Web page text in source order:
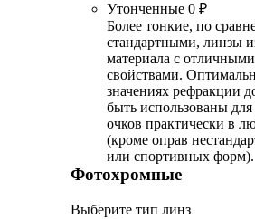
Утонченные 0 ₽
Более тонкие, по
стандартными, линзы
материала с
свойствами.
значениях рефракции
быть использованы для
очков практически в
(кроме оправ
или спортивных форм).
Фотохромные
Выберите тип линз